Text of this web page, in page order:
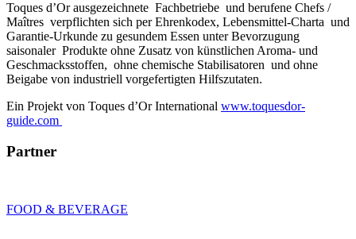
Toques d’Or ausgezeichnete Fachbetriebe und berufene Chefs /
Maîtres verpflichten sich per Ehrenkodex, Lebensmittel-Charta und
Garantie-Urkunde zu gesundem Essen unter Bevorzugung
saisonaler Produkte ohne Zusatz von künstlichen Aroma- und
Geschmacksstoffen, ohne chemische Stabilisatoren und ohne
Beigabe von industriell vorgefertigten Hilfszutaten.
Ein Projekt von Toques d’Or International www.toquesdor-
guide.com
Partner
FOOD & BEVERAGE